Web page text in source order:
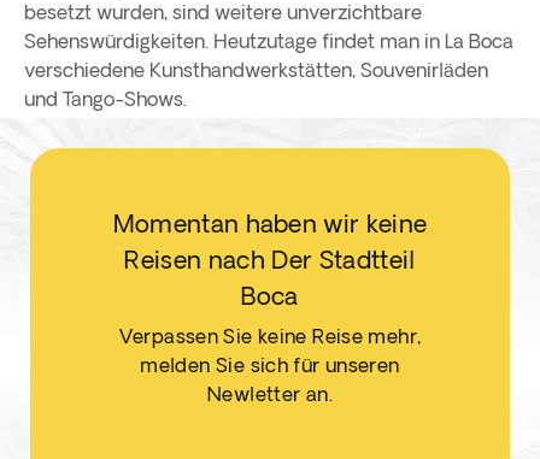
besetzt wurden, sind weitere unverzichtbare
Sehenswürdigkeiten. Heutzutage findet man in La Boca
verschiedene Kunsthandwerkstätten, Souvenirläden
und Tango-Shows.
Momentan haben wir keine
Reisen nach Der Stadtteil
Boca
Verpassen Sie keine Reise mehr,
melden Sie sich für unseren
Newletter an.